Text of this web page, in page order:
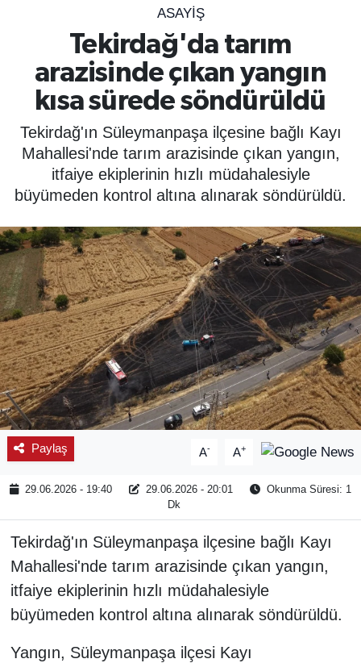
ASAYIŞ
Tekirdağ'da tarım
arazisinde çıkan yangın
kısa sürede söndürüldü
Tekirdağ'ın Süleymanpaşa ilçesine bağlı Kayı
Mahallesi'nde tarım arazisinde çıkan yangın,
itfaiye ekiplerinin hızlı müdahalesiyle
büyümeden kontrol altına alınarak söndürüldü.
Paylaş A- A+
29.06.2026 - 19:40 29.06.2026 - 20:01
Okunma Süresi: 1
Dk
Tekirdağ'ın Süleymanpaşa ilçesine bağlı Kayı
Mahallesi'nde tarım arazisinde çıkan yangın,
itfaiye ekiplerinin hızlı müdahalesiyle
büyümeden kontrol altına alınarak söndürüldü.
Yangın, Süleymanpaşa ilçesi Kayı
ÇEVRE
YAŞAM
BİLİM - TEKNOLOJİ
KADIN
KÜLTÜR SANAT
MAGAZİN